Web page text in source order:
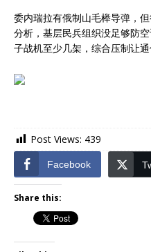
委内瑞拉有俄制山毛榉导弹，
分析，基层民兵组织没足够防
子战机至少几架，综合压制让通
Post Views: 439
Facebook
Share this: